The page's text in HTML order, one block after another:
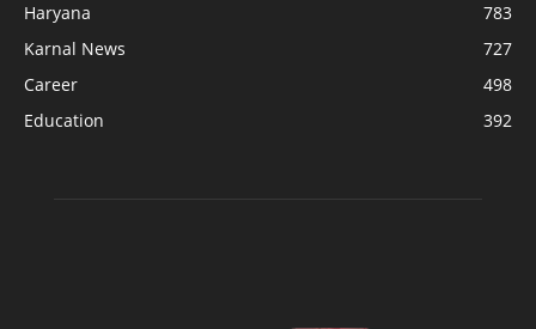
Haryana
783
Karnal News
727
Career
498
Education
392